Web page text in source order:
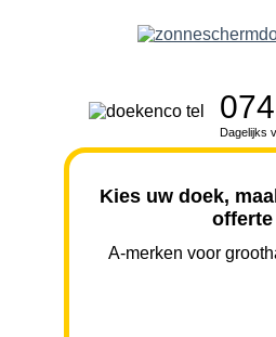
Dagelijks
Kies uw doek,
offerte
A-merken voor